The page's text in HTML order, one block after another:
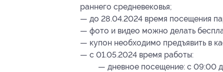
раннего средневековья;
— до 28.04.2024 время посещения
— фото и видео можно делать
— купон необходимо предъявить в
— с 01.05.2024 время работы:
— дневное посещение: с 09:00